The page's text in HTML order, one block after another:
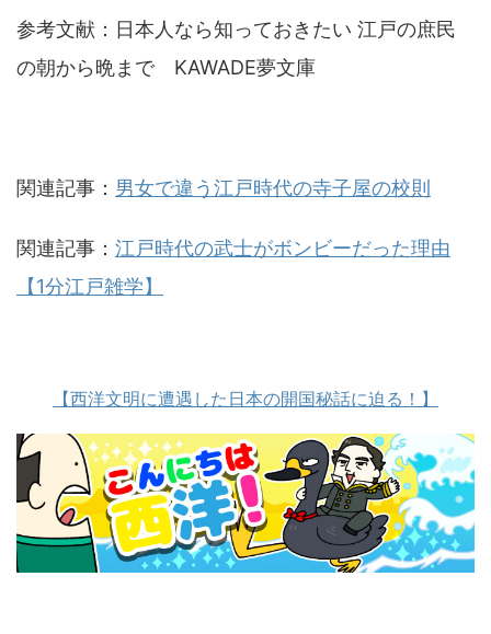
参考文献：日本人なら知っておきたい 江戸の庶民
の朝から晩まで KAWADE夢文庫
関連記事： 男女で違う江戸時代の寺子屋の校則
関連記事： 江戸時代の武士がボンビーだった理由
【1分江戸雑学】
【西洋文明に遭遇した日本の開国秘話に迫る！】